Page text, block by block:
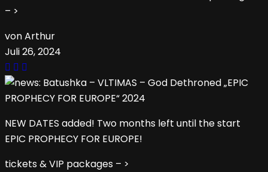
– >
von Arthur
Juli 26, 2024
NEW DATES added! Two months left until the start
EPIC PROPHECY FOR EUROPE!
tickets & VIP packages – >